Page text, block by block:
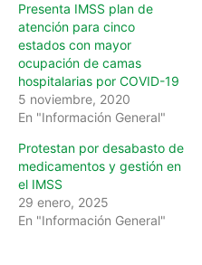
Presenta IMSS plan de
atención para cinco
estados con mayor
ocupación de camas
hospitalarias por COVID-19
5 noviembre, 2020
En "Información General"
Protestan por desabasto de
medicamentos y gestión en
el IMSS
29 enero, 2025
En "Información General"